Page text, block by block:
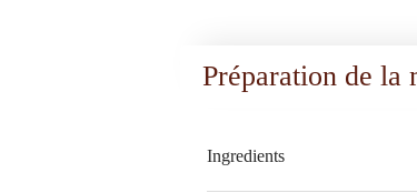
Préparation de la
Ingredients